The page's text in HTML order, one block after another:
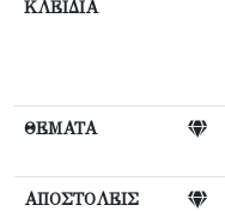
ΚΛΕΙΔΙΑ
ΘΕΜΑΤΑ
ΑΠΟΣΤΟΛΕΙΣ